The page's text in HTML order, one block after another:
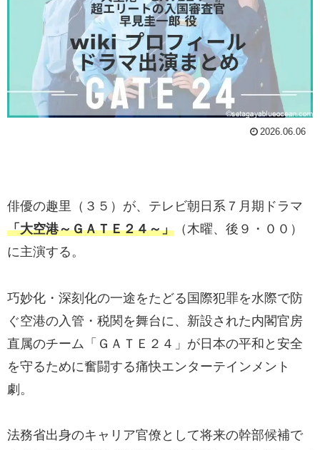
2026.06.06
俳優の趣里（３５）が、テレビ朝日系７月期ドラマ
「大空港～ＧＡＴＥ２４～」 （木曜、後９・００）
に主演する。
巧妙化・深刻化の一途をたどる国際犯罪を水際で防
ぐ空港の入管・税関を舞台に、新設された内閣官房
直属のチーム「ＧＡＴＥ２４」が日本の平和と安全
を守るために奮闘する痛快エンターテインメント
劇。
法務省出身のキャリア官僚として将来の幹部候補で